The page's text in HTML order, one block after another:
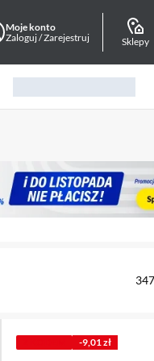
Moje konto
Zaloguj / Zarejestruj
Sklepy
element 1 z 4
347
-9,01 zł